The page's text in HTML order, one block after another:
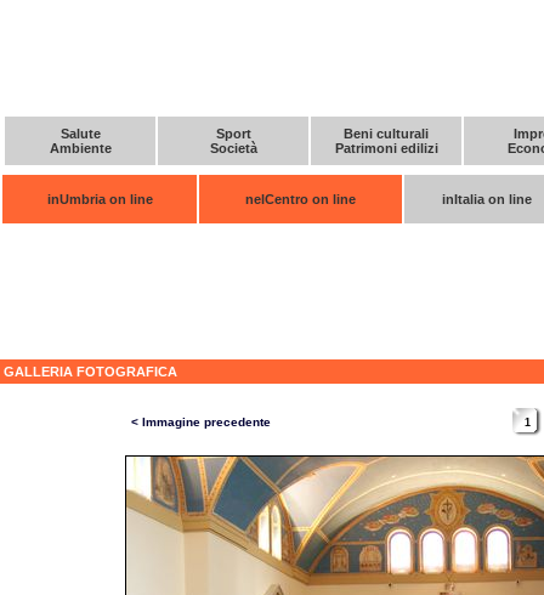
Salute
Ambiente
Sport
Società
Beni culturali
Patrimoni edilizi
inUmbria on line nelCentro on line inItalia on line
GALLERIA FOTOGRAFICA
< Immagine precedente 1